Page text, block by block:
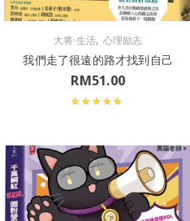
大将·生活, 心理励志
我們走了很遠的路才找到自己
RM51.00